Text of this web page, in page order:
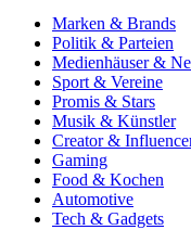
Marken & Brands
Politik & Parteien
Medienhäuser &
Sport & Vereine
Promis & Stars
Musik & Künstler
Creator &
Gaming
Food & Kochen
Automotive
Tech & Gadgets